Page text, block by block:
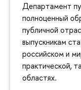
Департамент
полноценный
публичной
выпускникам
российском и
практической,
областях.